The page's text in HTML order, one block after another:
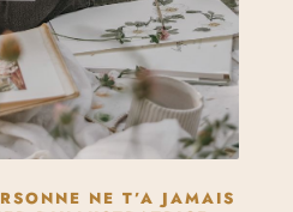
NE T’A JAMAIS